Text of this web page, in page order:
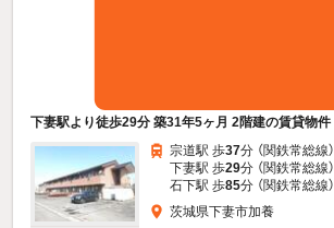
下妻駅より徒歩29分 築31年5ヶ月 2階建の賃貸物件
宗道駅 歩37分 （関鉄常総線）
下妻駅 歩29分 （関鉄常総線）
石下駅 歩85分 （関鉄常総線）
茨城県下妻市加養